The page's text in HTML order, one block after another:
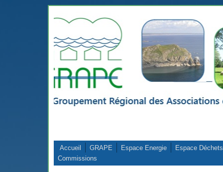
Accueil GRAPE Espace Energie
Espace Déchets
Commissions